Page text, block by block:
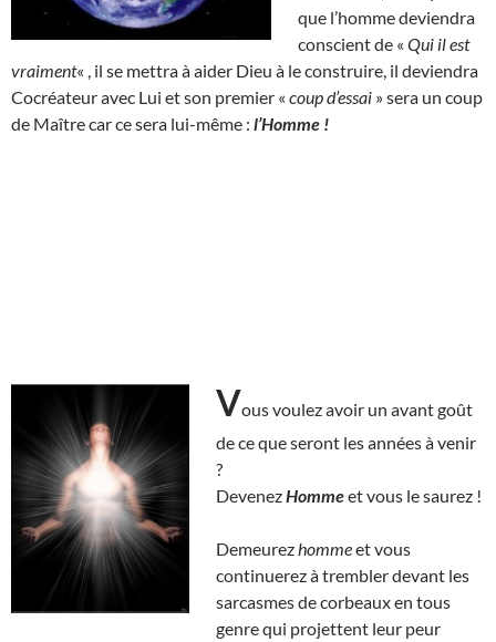
que l’homme deviendra
conscient de « Qui il est
vraiment« , il se mettra à aider Dieu à le construire, il deviendra
Cocréateur avec Lui et son premier « coup d’essai » sera un coup
de Maître car ce sera lui-même : l’Homme !
Vous voulez avoir un avant goût
de ce que seront les années à venir
?
DevenezHommeet vous le saurez !
Demeurez hommeet vous
continuerez à trembler devant les
sarcasmes de corbeaux en tous
genre qui projettent leur peur